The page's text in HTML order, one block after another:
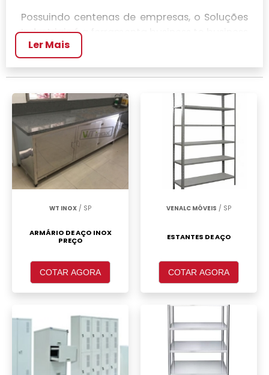
Possuindo centenas de empresas, o Soluções
Industriais é a ferramenta business to business
mais completo da área industrial. Para
realizar um orçamento de Armário de aço 2
portas São José dos Campos, clique em um
ou mais dos anuciantes a seguir:
Ler Mais
WT INOX / SP
ARMÁRIO DE AÇO INOX
PREÇO
COTAR AGORA
VENALC MÓVEIS / SP
ESTANTES DE AÇO
COTAR AGORA